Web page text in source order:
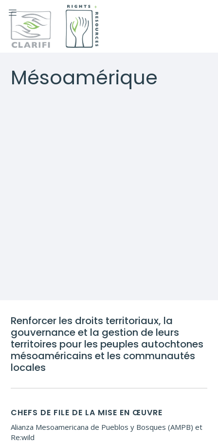

Mésoamérique
Renforcer les droits territoriaux, la
gouvernance et la gestion de leurs
territoires pour les peuples autochtones
mésoaméricains et les communautés
locales
CHEFS DE FILE DE LA MISE EN ŒUVRE
Alianza Mesoamericana de Pueblos y Bosques (AMPB) et
Re:wild